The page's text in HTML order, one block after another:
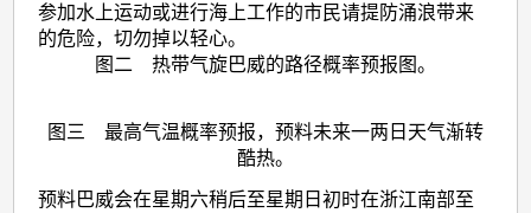
参加水上运动或进行海上工作的市民请提防涌浪带来
的危险，切勿掉以轻心。
图二 热带气旋巴威的路径概率预报图。
图三 最高气温概率预报，预料未来一两日天气渐转
酷热。
预料巴威会在星期六稍后至星期日初时在浙江南部至